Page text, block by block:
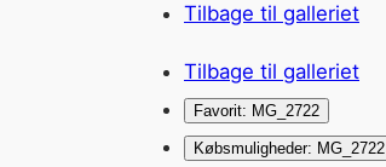
Tilbage til galleriet
Tilbage til galleriet
Favorit: MG_2722
Købsmuligheder: MG_2722